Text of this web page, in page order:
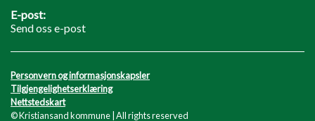
E-post:
Send oss e-post
Personvern og informasjonskapsler
Tilgjengelighetserklæring
Nettstedskart
© Kristiansand kommune | All rights reserved